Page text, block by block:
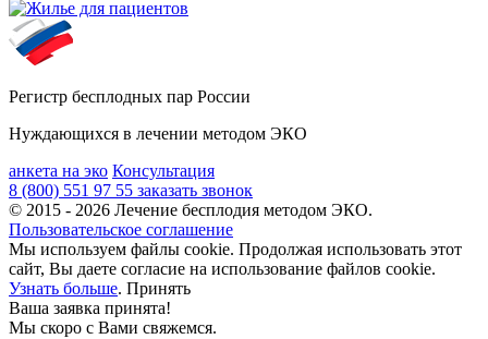
Регистр бесплодных пар России
Нуждающихся в лечении методом ЭКО
анкета на эко Консультация
8 (800) 551 97 55 заказать звонок
© 2015 - 2026 Лечение бесплодия методом ЭКО.
Пользовательское соглашение
Мы используем файлы cookie. Продолжая использовать этот
сайт, Вы даете согласие на использование файлов cookie.
Узнать больше. Принять
Ваша заявка принята!
Мы скоро с Вами свяжемся.